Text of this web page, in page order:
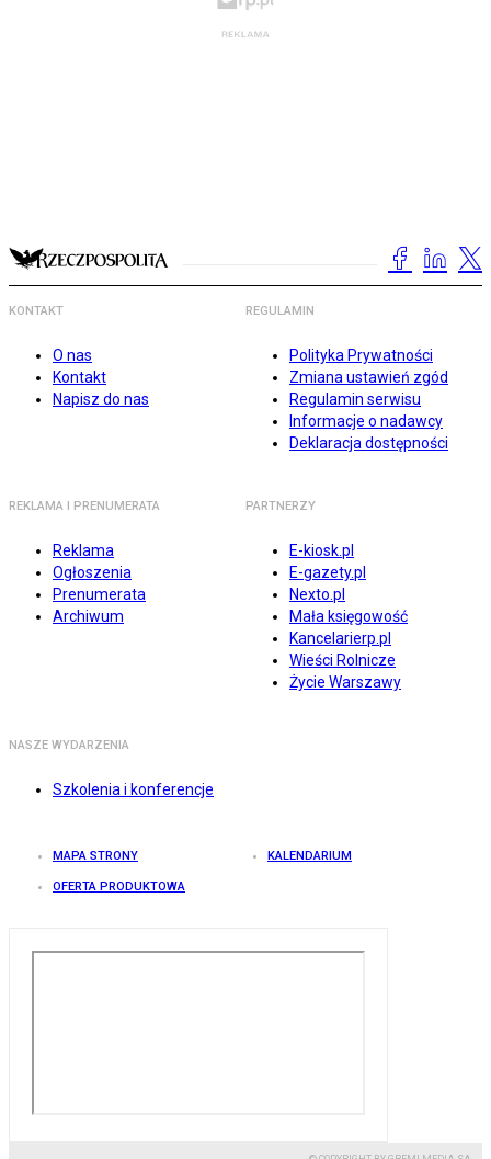
KONTAKT
O nas
Kontakt
Napisz do nas
REGULAMIN
Polityka Prywatności
Zmiana ustawień zgód
Regulamin serwisu
Informacje o nadawcy
Deklaracja dostępności
REKLAMA I PRENUMERATA
Reklama
Ogłoszenia
Prenumerata
Archiwum
PARTNERZY
E-kiosk.pl
E-gazety.pl
Nexto.pl
Mała księgowość
Kancelarierp.pl
Wieści Rolnicze
Życie Warszawy
NASZE WYDARZENIA
Szkolenia i konferencje
MAPA STRONY KALENDARIUM
OFERTA PRODUKTOWA